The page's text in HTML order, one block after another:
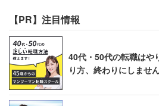
【PR】注目情報
40代・50代の転職はや
り方、終わりにしませ